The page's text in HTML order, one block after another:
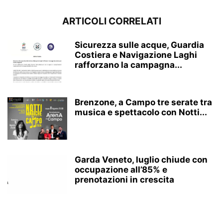
ARTICOLI CORRELATI
Sicurezza sulle acque, Guardia
Costiera e Navigazione Laghi
rafforzano la campagna...
Brenzone, a Campo tre serate tra
musica e spettacolo con Notti...
Garda Veneto, luglio chiude con
occupazione all’85% e
prenotazioni in crescita